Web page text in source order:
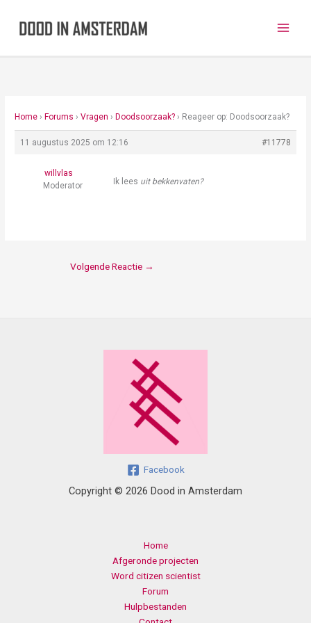
Home › Forums › Vragen › Doodsoorzaak? › Reageer op: Doodsoorzaak?
11 augustus 2025 om 12:16 #11778
willvlas
Moderator
Ik lees uit bekkenvaten?
Volgende Reactie →
Facebook
Copyright © 2026 Dood in Amsterdam
Home
Afgeronde projecten
Word citizen scientist
Forum
Hulpbestanden